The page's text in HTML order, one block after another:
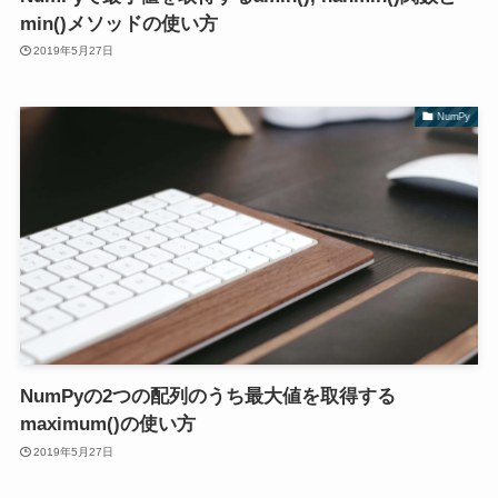
min()メソッドの使い方
2019年5月27日
NumPy
NumPyの2つの配列のうち最大値を取得する
maximum()の使い方
2019年5月27日